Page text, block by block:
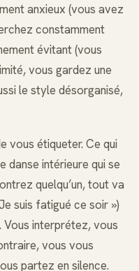
anxieux (vous avez
constamment
évitant (vous
vous gardez une
le style désorganisé,
vous étiqueter. Ce qui
danse intérieure qui se
quelqu’un, tout va
suis fatigué ce soir »)
Vous interprétez, vous
vous vous
partez en silence.